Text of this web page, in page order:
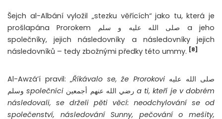
Šejch al-Albání vyložil „stezku věřících“ jako tu, která je
prošlapána Prorokem صلى الله عليه و سلم a jeho
společníky, jejich následovníky a následovníky jejich
následovníků – tedy zbožnými předky této ummy. [8]
Al-Awzá’í pravil: „Říkávalo se, že Prorokoviصلى الله عليه
وسلمspolečníci رضي الله عنهم أجمعينa ti, kteří je v dobrém
následovali, se drželi pěti věcí: neodchylování se od
společenství, následování Sunny, pečování o mešity,